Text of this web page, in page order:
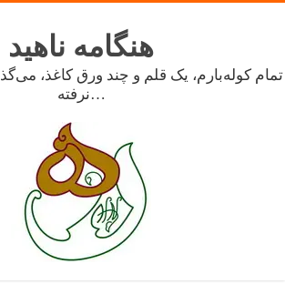
هنگامه ناهید
تمام کوله‌بارم، یک قلم و چند ورق کاغذ،
نرفته…